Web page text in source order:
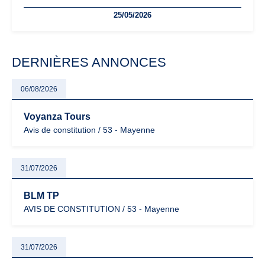
facturation ou risque de bascule vers la TVA : les règles
25/05/2026
DERNIÈRES ANNONCES
06/08/2026
Voyanza Tours
Avis de constitution / 53 - Mayenne
31/07/2026
BLM TP
AVIS DE CONSTITUTION / 53 - Mayenne
31/07/2026